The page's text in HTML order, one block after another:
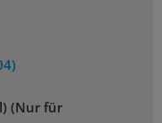
(Nur für